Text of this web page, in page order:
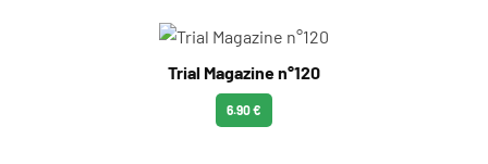
Trial Magazine n°120
6.90 €